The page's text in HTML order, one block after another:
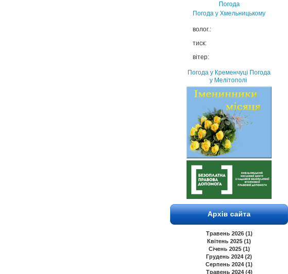
Погода
Погода у Хмельницькому
волог.:
тиск:
вітер:
Погода у Кременчуці Погода
у Мелітополі
Архів сайта
Травень 2026 (1)
Квітень 2025 (1)
Січень 2025 (1)
Грудень 2024 (2)
Серпень 2024 (1)
Травень 2024 (4)